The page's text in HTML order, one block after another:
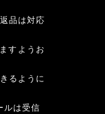
品は対応
すようお
るように
ルは受信